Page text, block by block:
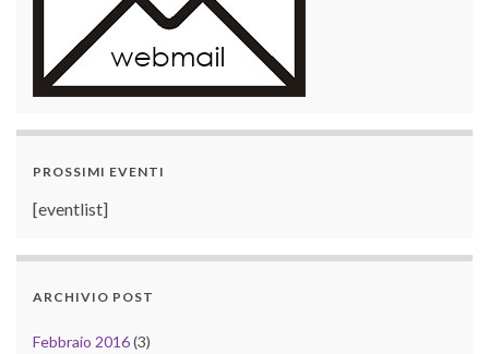
PROSSIMI EVENTI
[eventlist]
ARCHIVIO POST
Febbraio 2016(3)